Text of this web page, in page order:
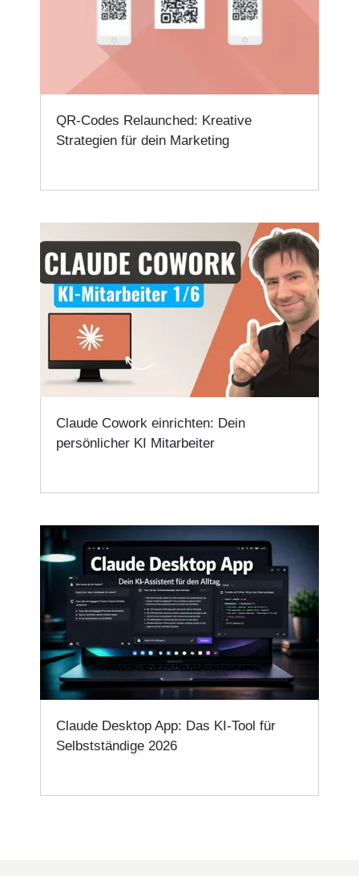
QR-Codes Relaunched: Kreative
Strategien für dein Marketing
Claude Cowork einrichten: Dein
persönlicher KI Mitarbeiter
Claude Desktop App: Das KI-Tool für
Selbstständige 2026